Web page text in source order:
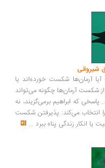
شکست خورده‌اند یا
چگونه می‌تواند
ابراهیم برمی‌گزیند، نه
می‌کند: پذیرفتن شکست
زندگی پناه ببرد...